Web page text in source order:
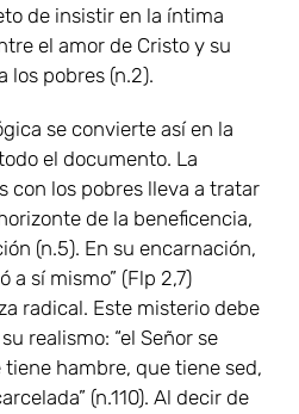
de insistir en la íntima
el amor de Cristo y su
los pobres (n.2).
se convierte así en la
el documento. La
con los pobres lleva a tratar
de la beneficencia,
(n.5). En su encarnación,
a sí mismo” (Flp 2,7)
radical. Este misterio debe
realismo: “el Señor se
hambre, que tiene sed,
(n.110). Al decir de